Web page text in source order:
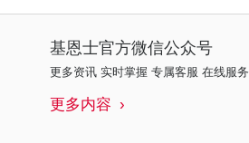
基恩士官方微信公众号
更多资讯 实时掌握 专属客服 在线服务
更多内容